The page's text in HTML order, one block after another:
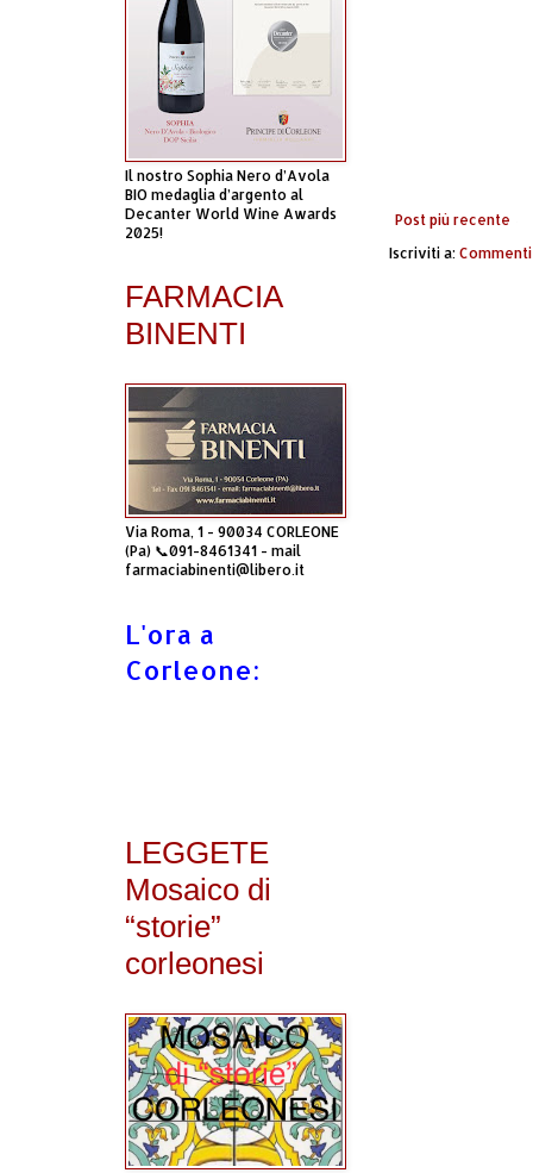
Post più recente
Iscriviti a:
Il nostro Sophia Nero d’Avola
BIO medaglia d’argento al
Decanter World Wine Awards
2025!
FARMACIA
BINENTI
Via Roma, 1 - 90034 CORLEONE
(Pa) 📞091-8461341 - mail
farmaciabinenti@libero.it
L'ora a
Corleone:
LEGGETE
Mosaico di
“storie”
corleonesi